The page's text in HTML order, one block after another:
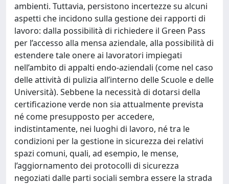
ambienti. Tuttavia, persistono incertezze su alcuni
aspetti che incidono sulla gestione dei rapporti di
lavoro: dalla possibilità di richiedere il Green Pass
per l’accesso alla mensa aziendale, alla possibilità di
estendere tale onere ai lavoratori impiegati
nell’ambito di appalti endo-aziendali (come nel caso
delle attività di pulizia all’interno delle Scuole e delle
Università). Sebbene la necessità di dotarsi della
certificazione verde non sia attualmente prevista
né come presupposto per accedere,
indistintamente, nei luoghi di lavoro, né tra le
condizioni per la gestione in sicurezza dei relativi
spazi comuni, quali, ad esempio, le mense,
l’aggiornamento dei protocolli di sicurezza
negoziati dalle parti sociali sembra essere la strada